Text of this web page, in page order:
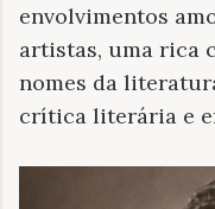
envolvimentos
artistas, uma rica
nomes da
crítica literária e